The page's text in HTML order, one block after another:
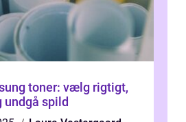
toner: vælg rigtigt,
undgå spild